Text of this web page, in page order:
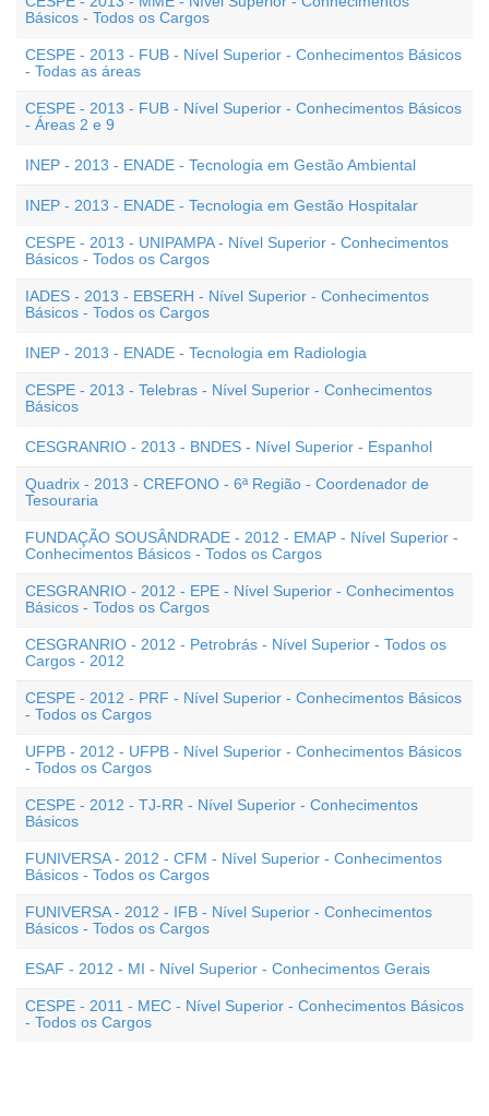
Básicos - Todos os Cargos
CESPE - 2013 - FUB - Nível Superior - Conhecimentos Básicos
- Todas as áreas
CESPE - 2013 - FUB - Nível Superior - Conhecimentos Básicos
- Áreas 2 e 9
INEP - 2013 - ENADE - Tecnologia em Gestão Ambiental
INEP - 2013 - ENADE - Tecnologia em Gestão Hospitalar
CESPE - 2013 - UNIPAMPA - Nível Superior - Conhecimentos
Básicos - Todos os Cargos
IADES - 2013 - EBSERH - Nível Superior - Conhecimentos
Básicos - Todos os Cargos
INEP - 2013 - ENADE - Tecnologia em Radiologia
CESPE - 2013 - Telebras - Nível Superior - Conhecimentos
Básicos
CESGRANRIO - 2013 - BNDES - Nível Superior - Espanhol
Quadrix - 2013 - CREFONO - 6ª Região - Coordenador de
Tesouraria
FUNDAÇÃO SOUSÂNDRADE - 2012 - EMAP - Nível Superior -
Conhecimentos Básicos - Todos os Cargos
CESGRANRIO - 2012 - EPE - Nível Superior - Conhecimentos
Básicos - Todos os Cargos
CESGRANRIO - 2012 - Petrobrás - Nível Superior - Todos os
Cargos - 2012
CESPE - 2012 - PRF - Nível Superior - Conhecimentos Básicos
- Todos os Cargos
UFPB - 2012 - UFPB - Nível Superior - Conhecimentos Básicos
- Todos os Cargos
CESPE - 2012 - TJ-RR - Nível Superior - Conhecimentos
Básicos
FUNIVERSA - 2012 - CFM - Nível Superior - Conhecimentos
Básicos - Todos os Cargos
FUNIVERSA - 2012 - IFB - Nível Superior - Conhecimentos
Básicos - Todos os Cargos
ESAF - 2012 - MI - Nível Superior - Conhecimentos Gerais
CESPE - 2011 - MEC - Nível Superior - Conhecimentos Básicos
- Todos os Cargos